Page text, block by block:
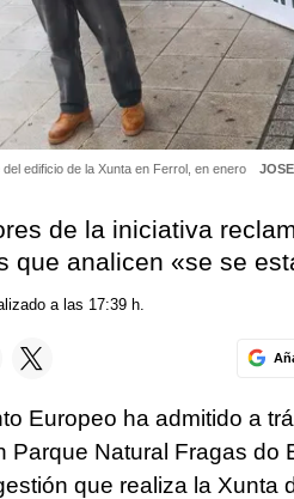
edificio de la Xunta en Ferrol, en enero
de la iniciativa
que analicen «se se
a las 17:39 h.
Europeo ha admitido a
Parque Natural Fragas do
que realiza la Xunta